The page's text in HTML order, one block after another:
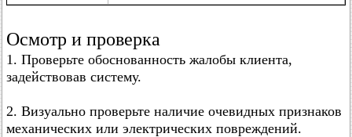
Осмотр и проверка
1. Проверьте обоснованность жалобы клиента,
задействовав систему.
2. Визуально проверьте наличие очевидных признаков
механических или электрических повреждений.